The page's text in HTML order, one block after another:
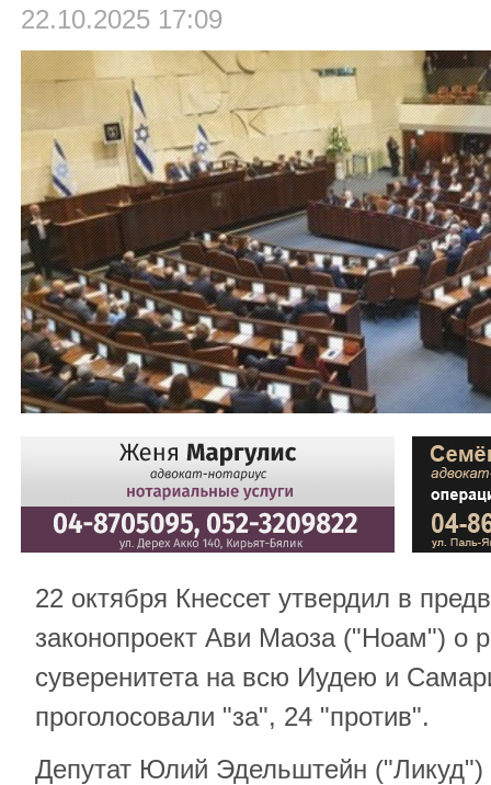
22.10.2025 17:09
22 октября Кнессет утвердил в
законопроект Ави Маоза ("Ноам") о
суверенитета на всю Иудею и
проголосовали "за", 24 "против".
Депутат Юлий Эдельштейн ("Ликуд")